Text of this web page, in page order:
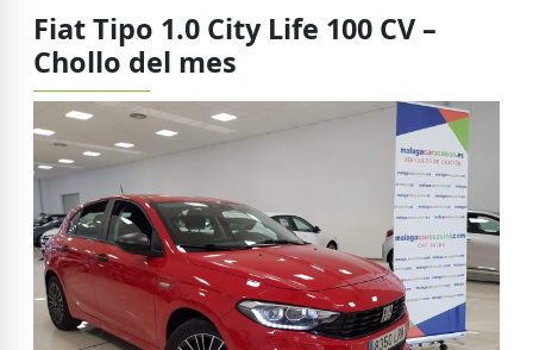
Fiat Tipo 1.0 City Life 100 CV –
Chollo del mes